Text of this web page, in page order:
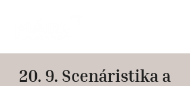
20. 9. Scenáristika a